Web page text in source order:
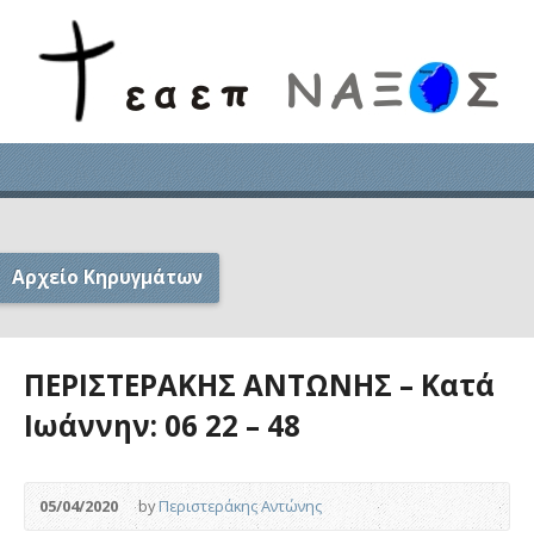
Αρχείο Κηρυγμάτων
ΠΕΡΙΣΤΕΡΑΚΗΣ ΑΝΤΩΝΗΣ – Κατά
Ιωάννην: 06 22 – 48
05/04/2020 byΠεριστεράκης Αντώνης